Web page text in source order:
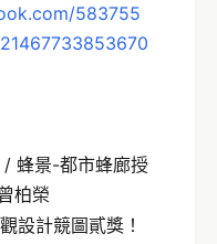
583755
蜂景-都市蜂廊授
柏榮
設計競圖貳獎！